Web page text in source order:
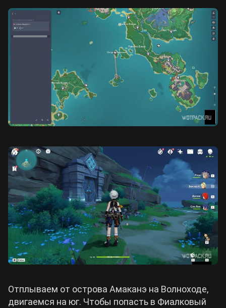
Отплываем от острова Амаканэ на Волноходе,
двигаемся на юг. Чтобы попасть в Фиалковый